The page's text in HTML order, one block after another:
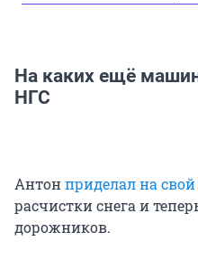
На каких ещё
НГС
Антонприделал на
расчистки снега и
дорожников.